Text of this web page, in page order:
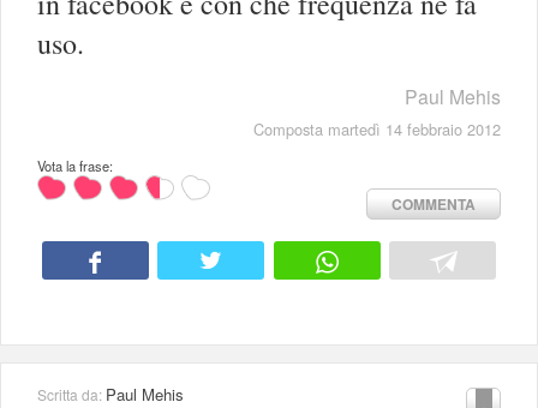
uso.
Paul Mehis
Composta martedì 14 febbraio 2012
Vota la frase:
COMMENTA
Scritta da: Paul Mehis